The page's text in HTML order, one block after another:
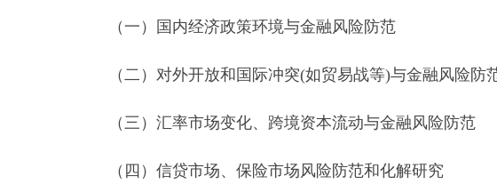
（一）国内经济政策环境与金融风险防范
（二）对外开放和国际冲突(如贸易战等)与金融风险防
（三）汇率市场变化、跨境资本流动与金融风险防范
（四）信贷市场、保险市场风险防范和化解研究